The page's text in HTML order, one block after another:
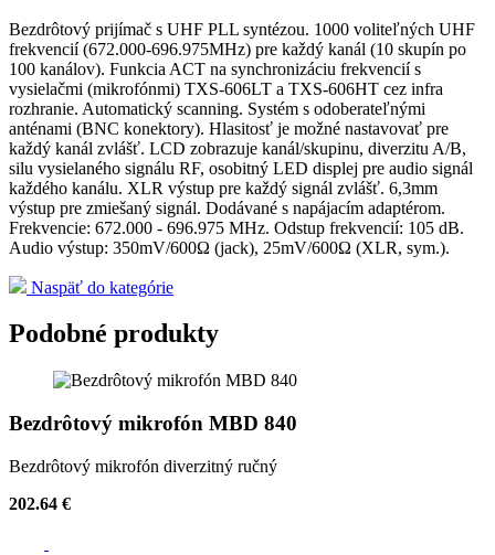
Bezdrôtový prijímač s UHF PLL syntézou. 1000 voliteľných UHF
frekvencií (672.000-696.975MHz) pre každý kanál (10 skupín po
100 kanálov). Funkcia ACT na synchronizáciu frekvencií s
vysielačmi (mikrofónmi) TXS-606LT a TXS-606HT cez infra
rozhranie. Automatický scanning. Systém s odoberateľnými
anténami (BNC konektory). Hlasitosť je možné nastavovať pre
každý kanál zvlášť. LCD zobrazuje kanál/skupinu, diverzitu A/B,
silu vysielaného signálu RF, osobitný LED displej pre audio signál
každého kanálu. XLR výstup pre každý signál zvlášť. 6,3mm
výstup pre zmiešaný signál. Dodávané s napájacím adaptérom.
Frekvencie: 672.000 - 696.975 MHz. Odstup frekvencií: 105 dB.
Audio výstup: 350mV/600Ω (jack), 25mV/600Ω (XLR, sym.).
Naspäť do kategórie
Podobné produkty
Bezdrôtový mikrofón MBD 840
Bezdrôtový mikrofón diverzitný ručný
202.64 €